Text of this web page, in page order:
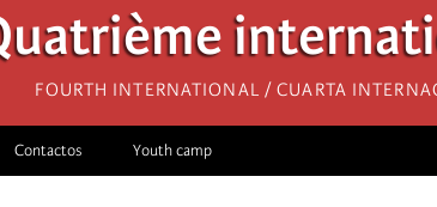
Fourth International / Cuarta
Contactos Youth camp